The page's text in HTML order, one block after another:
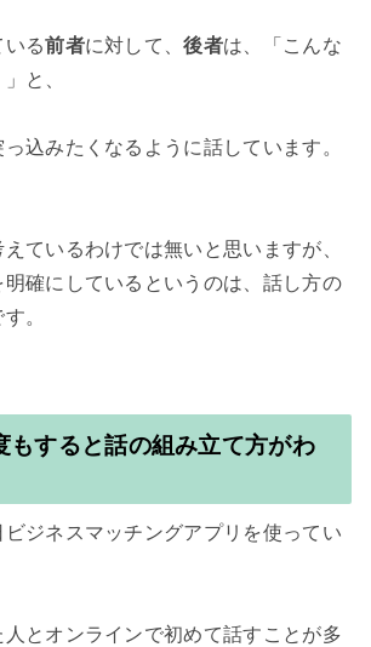
いる前者に対して、後者は、「こんな
と、
込みたくなるように話しています。
ているわけでは無いと思いますが、
確にしているというのは、話し方の
。
もすると話の組み立て方がわ
ジネスマッチングアプリを使ってい
とオンラインで初めて話すことが多